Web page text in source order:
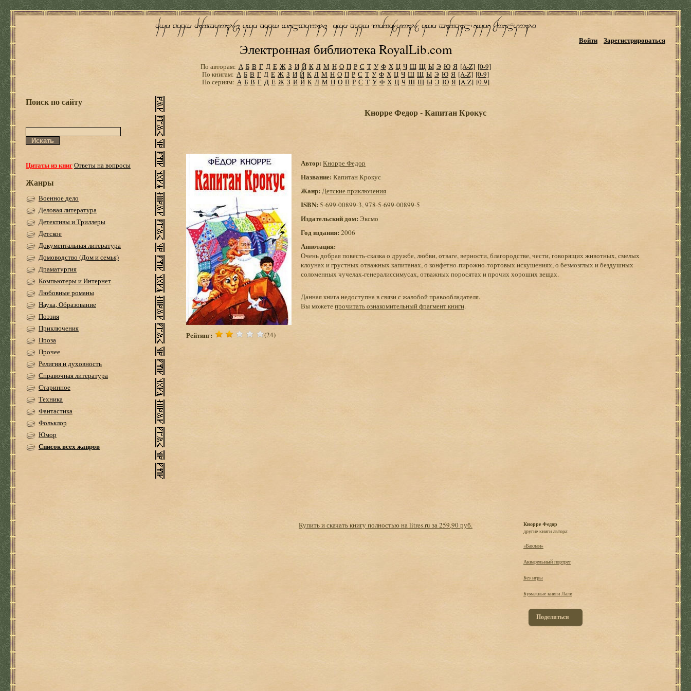
Электронная библиотека RoyalLib.com
Войти Зарегистрироваться
По авторам: А Б В Г Д Е Ж З И Й К Л М Н О П Р С Т У Ф Х Ц Ч Ш Щ Ы Э Ю Я [A-Z] [0-9]
По книгам: А Б В Г Д Е Ж З И Й К Л М Н О П Р С Т У Ф Х Ц Ч Ш Щ Ы Э Ю Я [A-Z] [0-9]
По сериям: А Б В Г Д Е Ж З И Й К Л М Н О П Р С Т У Ф Х Ц Ч Ш Щ Ы Э Ю Я [A-Z] [0-9]
Поиск по сайту
Цитаты из книгОтветы на вопросы
Жанры
Военное дело
Деловая литература
Детективы и Триллеры
Детское
Документальная литература
Домоводство (Дом и семья)
Драматургия
Компьютеры и Интернет
Любовные романы
Наука, Образование
Поэзия
Приключения
Проза
Прочее
Религия и духовность
Справочная литература
Старинное
Техника
Фантастика
Фольклор
Юмор
Список всех жанров
Кнорре Федор - Капитан Крокус
Рейтинг: (24)
Автор: Кнорре Федор
Название: Капитан Крокус
Жанр: Детские приключения
ISBN: 5-699-00899-3, 978-5-699-00899-5
Издательский дом: Эксмо
Год издания: 2006
Аннотация:
Очень добрая повесть-сказка о дружбе, любви, отваге, верности, благородстве, чести, говорящих животных, смелых
клоунах и грустных отважных капитанах, о конфетно-пирожно-тортовых искушениях, о безмозглых и бездушных
соломенных чучелах-генералиссимусах, отважных поросятах и прочих хороших вещах.
Данная книга недоступна в связи с жалобой правообладателя.
Вы можетепрочитать ознакомительный фрагмент книги.
Купить и скачать книгу полностью на litres.ru за 259,90 руб.
Кнорре Федор
другие книги автора:
«Баклан»
Акварельный портрет
Без игры
Бумажные книги Лали
Поделиться